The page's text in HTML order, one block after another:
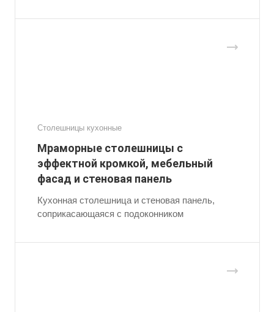
Столешницы кухонные
Мраморные столешницы с
эффектной кромкой, мебельный
фасад и стеновая панель
Кухонная столешница и стеновая панель,
соприкасающаяся с подоконником